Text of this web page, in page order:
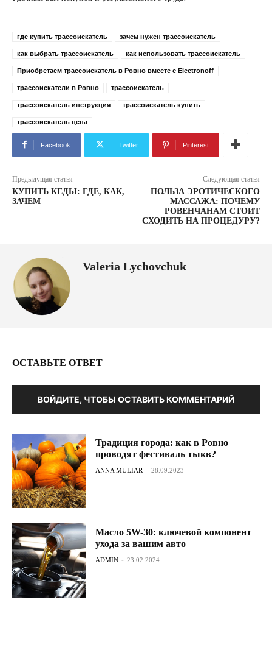
где купить трассоискатель зачем нужен трассоискатель
как выбрать трассоискатель как использовать трассоискатель
Приобретаем трассоискатель в Ровно вместе с Electronoff
трассоискатели в Ровно трассоискатель
трассоискатель инструкция трассоискатель купить
трассоискатель цена
Facebook Twitter Pinterest
Предыдущая статья
КУПИТЬ КЕДЫ: ГДЕ, КАК,
ЗАЧЕМ
Следующая статья
ПОЛЬЗА ЭРОТИЧЕСКОГО
МАССАЖА: ПОЧЕМУ
РОВЕНЧАНАМ СТОИТ
СХОДИТЬ НА ПРОЦЕДУРУ?
Valeria Lychovchuk
ОСТАВЬТЕ ОТВЕТ
ВОЙДИТЕ, ЧТОБЫ ОСТАВИТЬ КОММЕНТАРИЙ
Традиция города: как в Ровно
проводят фестиваль тыкв?
ANNA MULIAR - 28.09.2023
Масло 5W-30: ключевой компонент
ухода за вашим авто
ADMIN - 23.02.2024